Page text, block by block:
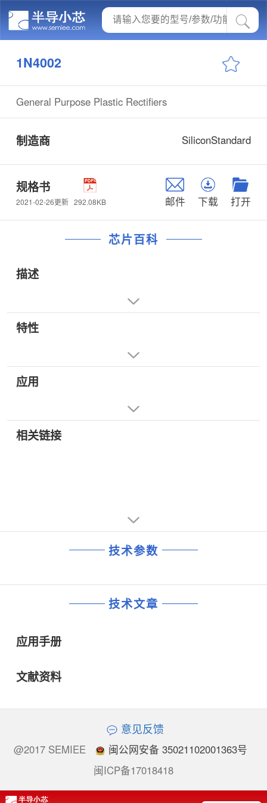
1N4002
General Purpose Plastic Rectifiers
制造商 SiliconStandard
规格书
2021-02-26更新 292.08KB 邮件 下载 打开
芯片百科
描述
特性
应用
相关链接
技术参数
技术文章
应用手册
文献资料
意见反馈
@2017 SEMIEE
闽公网安备 35021102001363号
闽ICP备17018418